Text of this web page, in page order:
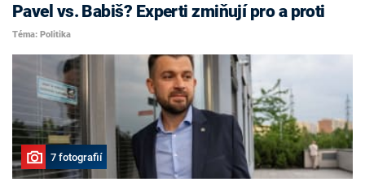
Pavel vs. Babiš? Experti zmiňují pro a proti
Téma: Politika
7 fotografií